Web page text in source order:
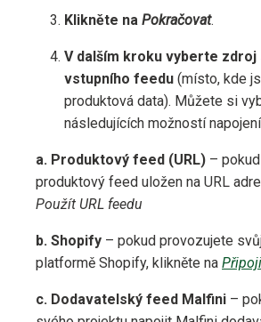
Klikněte na Pokračovat.
V dalším kroku vyberte zdroj
vstupního feedu (místo, kde
produktová data). Můžete si
následujících možností
a. Produktový feed (URL) –
produktový feed uložen na URL
Použít URL feedu
b. Shopify – pokud provozujete
platformě Shopify, klikněte na
c. Dodavatelský feed Malfini –